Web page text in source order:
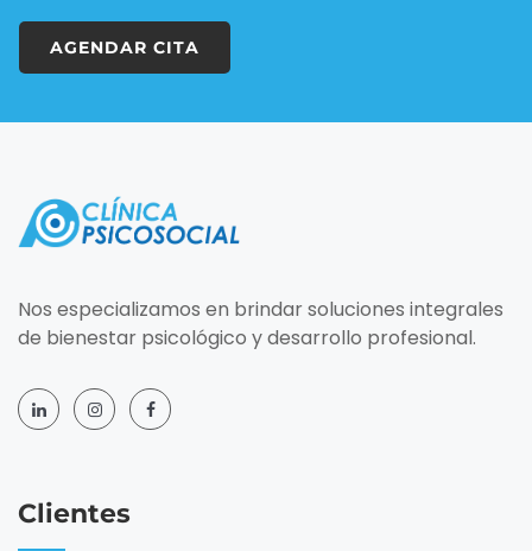
AGENDAR CITA
Nos especializamos en brindar soluciones integrales
de bienestar psicológico y desarrollo profesional.
Clientes